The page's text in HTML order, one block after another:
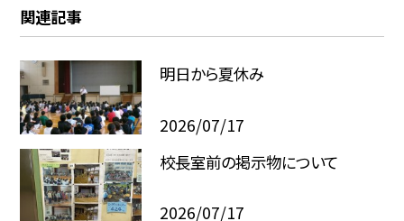
関連記事
明日から夏休み
2026/07/17
校長室前の掲示物について
2026/07/17